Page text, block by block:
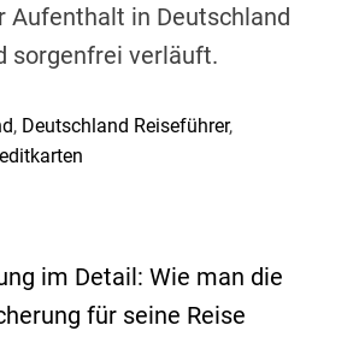
Aufenthalt in Deutschland
sorgenfrei verläuft.
, Deutschland Reiseführer,
im Detail: Wie man die
für seine Reise